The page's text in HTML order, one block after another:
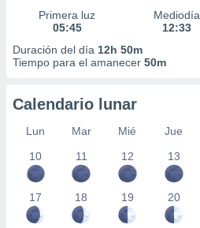
Primera luz
05:45
Mediodía
12:33
Duración del día 12h 50m
Tiempo para el amanecer 50m
Calendario lunar
Lun Mar Mié Jue
10
11 12 13
17 18 19 20